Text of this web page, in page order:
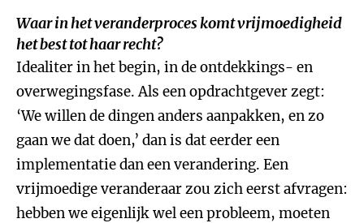
Waar in het veranderproces komt vrijmoedigheid
het best tot haar recht?
Idealiter in het begin, in de ontdekkings- en
overwegingsfase. Als een opdrachtgever zegt:
‘We willen de dingen anders aanpakken, en zo
gaan we dat doen,’ dan is dat eerder een
implementatie dan een verandering. Een
vrijmoedige veranderaar zou zich eerst afvragen:
hebben we eigenlijk wel een probleem, moeten